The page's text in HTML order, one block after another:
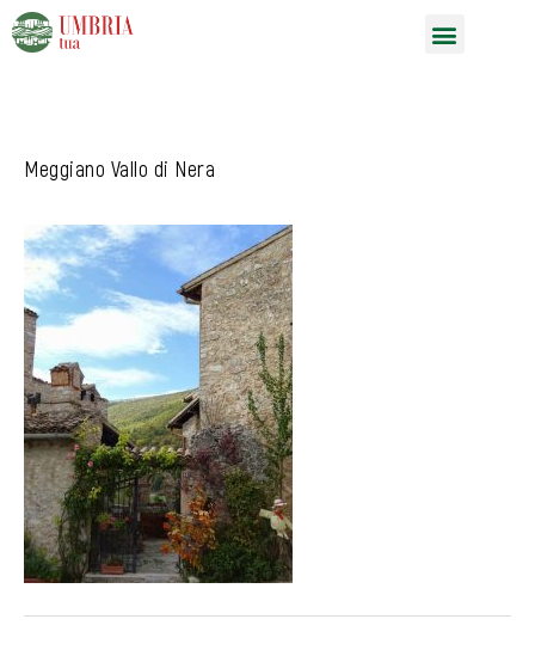
Vai
al
Meggiano Vallo di Nera